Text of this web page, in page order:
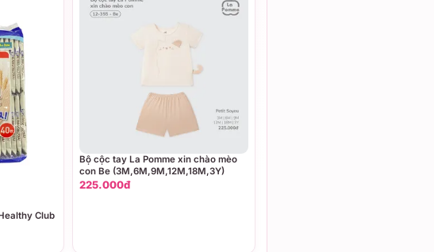
Club
Bộ cộc tay La Pomme xin chào mèo
con Be (3M,6M,9M,12M,18M,3Y)
225.000đ